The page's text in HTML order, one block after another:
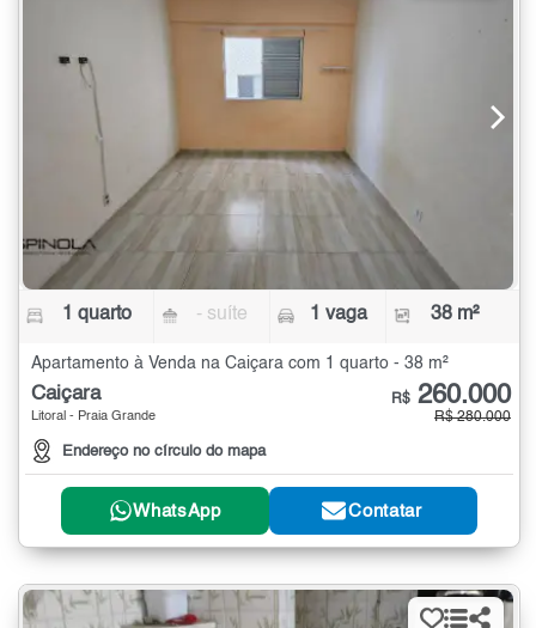
1 quarto - suíte 1 vaga 38 m²
Apartamento à Venda na Caiçara com 1 quarto - 38 m²
Caiçara
Litoral - Praia Grande
Endereço no círculo do mapa
R$ 260.000
R$ 280.000
WhatsApp Contatar